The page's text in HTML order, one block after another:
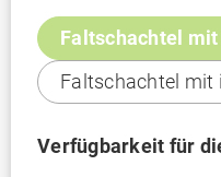
Faltschachtel
Faltschachtel mit
Verfügbarkeit für